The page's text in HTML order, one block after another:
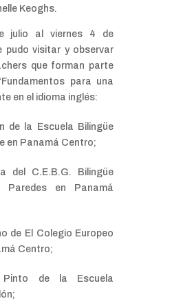
Keoghs.
julio al viernes 4 de
pudo visitar y observar
que forman parte
para una
en el idioma inglés:
de la Escuela Bilingüe
en Panamá Centro;
del C.E.B.G. Bilingüe
Paredes en Panamá
de El Colegio Europeo
Centro;
de la Escuela